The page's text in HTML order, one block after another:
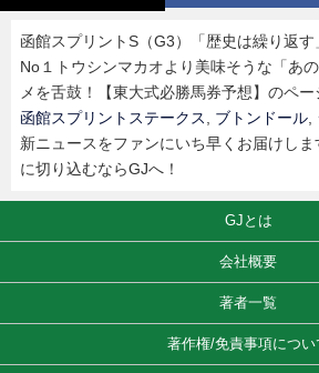
函館スプリントS（G3）「歴史は繰り返
No１トウシンマカオより美味そうな「あ
メを舌鼓！【東大式必勝馬券予想】のペー
函館スプリントステークス
ブトンドール
新ニュースをファンにいち早くお届けし
に切り込むならGJへ！
GJとは
会社概要
著者一覧
著作権/免責事項につい